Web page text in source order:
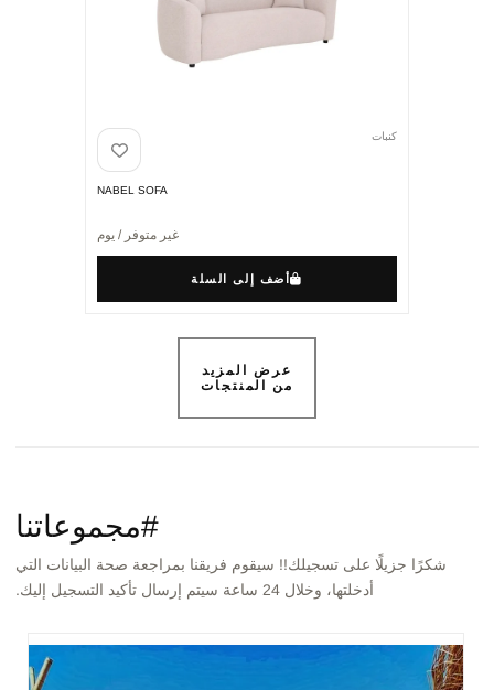
كنبات
NABEL SOFA
غير متوفر / يوم
أضف إلى السلة
عرض المزيد
من المنتجات
#مجموعاتنا
شكرًا جزيلًا على تسجيلك!! سيقوم فريقنا بمراجعة صحة البيانات التي
أدخلتها، وخلال 24 ساعة سيتم إرسال تأكيد التسجيل إليك.